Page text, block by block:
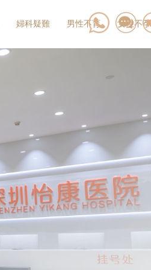
婦科疑難 男性不育 女性不孕